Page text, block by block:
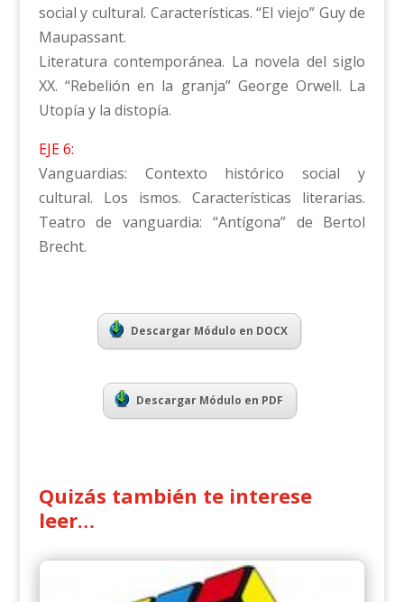
social y cultural. Características. “El viejo” Guy de
Maupassant.
Literatura contemporánea. La novela del siglo
XX. “Rebelión en la granja” George Orwell. La
Utopía y la distopía.
EJE 6:
Vanguardias: Contexto histórico social y
cultural. Los ismos. Características literarias.
Teatro de vanguardia: “Antígona” de Bertol
Brecht.
Descargar Módulo en DOCX
Descargar Módulo en PDF
Quizás también te interese
leer…